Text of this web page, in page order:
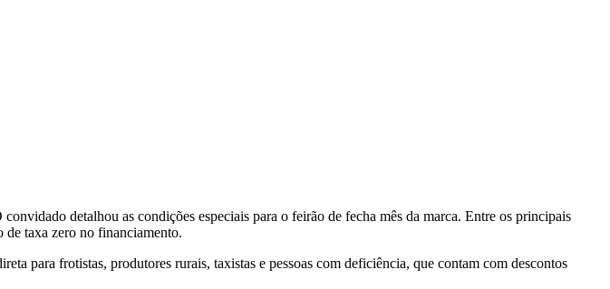
detalhou as condições especiais para o feirão de fecha mês da marca. Entre os principais
de taxa zero no financiamento.
para frotistas, produtores rurais, taxistas e pessoas com deficiência, que contam com descontos